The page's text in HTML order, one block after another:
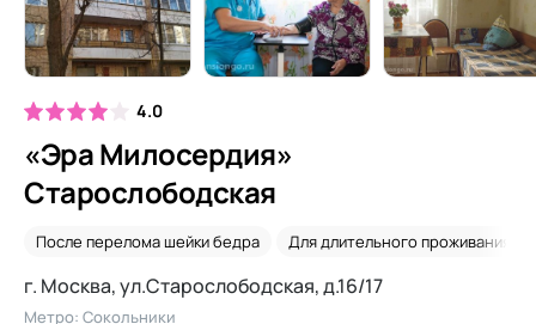
4.0
«Эра Милосердия»
Старослободская
После перелома шейки бедра Для длительного проживания
г. Москва, ул.Старослободская, д.16/17
Метро: Сокольники